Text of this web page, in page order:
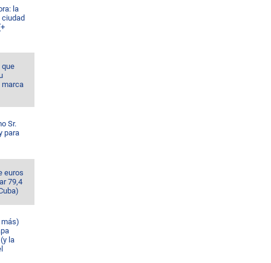
la
ciudad
que
marca
Sr.
para
euros
79,4
más)
la